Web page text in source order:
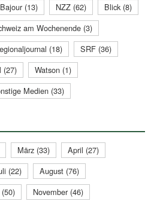
Bajour (13) NZZ (62)
Blick (8)
am Wochenende (3)
(18)
SRF (36)
(27)
Watson (1)
Medien (33)
März (33)
April (27)
(22)
August (76)
November (46)